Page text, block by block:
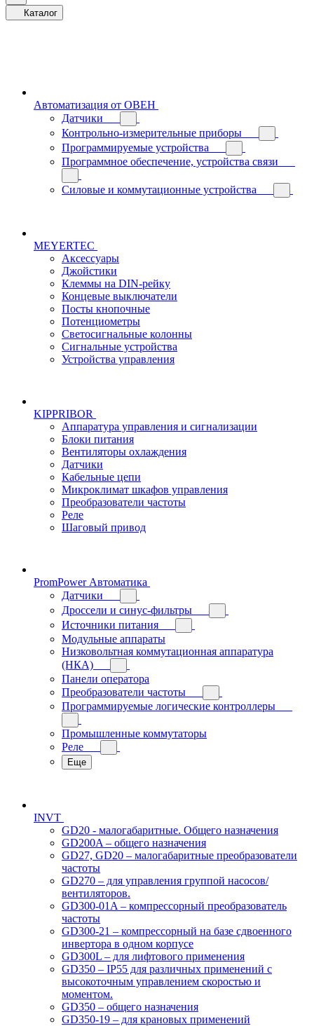
Каталог
Автоматизация от ОВЕН
Датчики
Контрольно-измерительные приборы
Программируемые устройства
Программное обеспечение, устройства связи
Силовые и коммутационные устройства
MEYERTEC
Аксессуары
Джойстики
Клеммы на DIN-рейку
Концевые выключатели
Посты кнопочные
Потенциометры
Светосигнальные колонны
Сигнальные устройства
Устройства управления
KIPPRIBOR
Аппаратура управления и сигнализации
Блоки питания
Вентиляторы охлаждения
Датчики
Кабельные цепи
Микроклимат шкафов управления
Преобразователи частоты
Реле
Шаговый привод
PromPower Автоматика
Датчики
Дроссели и синус-фильтры
Источники питания
Модульные аппараты
Низковольтная коммутационная аппаратура
(НКА)
Панели оператора
Преобразователи частоты
Программируемые логические контроллеры
Промышленные коммутаторы
Реле
Еще
INVT
GD20 - малогабаритные. Общего назначения
GD200A – общего назначения
GD27, GD20 – малогабаритные преобразователи
частоты
GD270 – для управления группой насосов/
вентиляторов.
GD300-01A – компрессорный преобразователь
частоты
GD300-21 – компрессорный на базе сдвоенного
инвертора в одном корпусе
GD300L – для лифтового применения
GD350 – IP55 для различных применений с
высокоточным управлением скоростью и
моментом.
GD350 – общего назначения
GD350-19 – для крановых применений